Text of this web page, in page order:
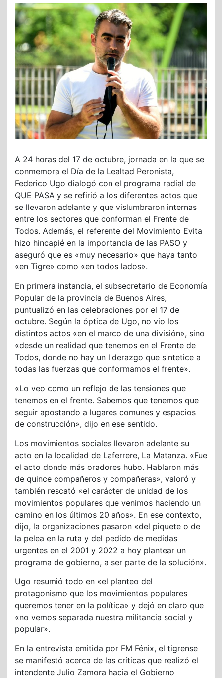
A 24 horas del 17 de octubre, jornada en la que se
conmemora el Día de la Lealtad Peronista,
Federico Ugo dialogó con el programa radial de
QUE PASA y se refirió a los diferentes actos que
se llevaron adelante y que vislumbraron internas
entre los sectores que conforman el Frente de
Todos. Además, el referente del Movimiento Evita
hizo hincapié en la importancia de las PASO y
aseguró que es «muy necesario» que haya tanto
«en Tigre» como «en todos lados».
En primera instancia, el subsecretario de Economía
Popular de la provincia de Buenos Aires,
puntualizó en las celebraciones por el 17 de
octubre. Según la óptica de Ugo, no vio los
distintos actos «en el marco de una división», sino
«desde un realidad que tenemos en el Frente de
Todos, donde no hay un liderazgo que sintetice a
todas las fuerzas que conformamos el frente».
«Lo veo como un reflejo de las tensiones que
tenemos en el frente. Sabemos que tenemos que
seguir apostando a lugares comunes y espacios
de construcción», dijo en ese sentido.
Los movimientos sociales llevaron adelante su
acto en la localidad de Laferrere, La Matanza. «Fue
el acto donde más oradores hubo. Hablaron más
de quince compañeros y compañeras», valoró y
también rescató «el carácter de unidad de los
movimientos populares que venimos haciendo un
camino en los últimos 20 años». En ese contexto,
dijo, la organizaciones pasaron «del piquete o de
la pelea en la ruta y del pedido de medidas
urgentes en el 2001 y 2022 a hoy plantear un
programa de gobierno, a ser parte de la solución».
Ugo resumió todo en «el planteo del
protagonismo que los movimientos populares
queremos tener en la política» y dejó en claro que
«no vemos separada nuestra militancia social y
popular».
En la entrevista emitida por FM Fénix, el tigrense
se manifestó acerca de las críticas que realizó el
intendente Julio Zamora hacia el Gobierno